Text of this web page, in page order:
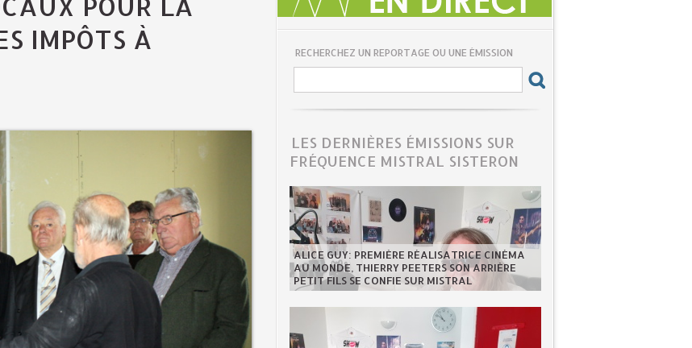
IMPÔTS À
RECHERCHEZ UN REPORTAGE OU UNE ÉMISSION
LES DERNIÈRES ÉMISSIONS SUR
FRÉQUENCE MISTRAL SISTERON
ALICE GUY: PREMIÈRE RÉALISATRICE CINÉMA
AU MONDE, THIERRY PEETERS SON ARRIÈRE
PETIT FILS SE CONFIE SUR MISTRAL